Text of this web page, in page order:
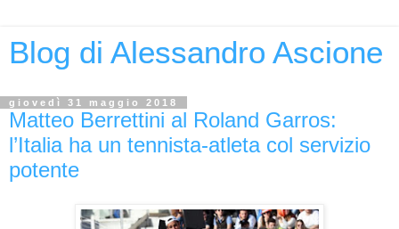
Blog di Alessandro Ascione
giovedì 31 maggio 2018
Matteo Berrettini al Roland Garros:
l’Italia ha un tennista-atleta col servizio
potente